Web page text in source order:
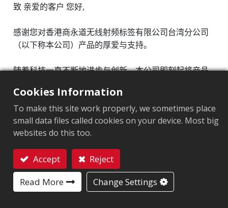
致 亲爱的客户 您好,
感谢您对香港商永道无线射频标签有限公司台湾分公司
（以下称本公司）产品的厚爱与支持。
随着科技一直不断地进步与创新，本公司即刻起将产品
停止销售 (EoS, End of Sales)。
随着 EoS 的实施，该产品随即进入产品生命周期结束
（EoL, End of Life）阶段，意味着本公司将不再提供任
何支持、设备与软件检测、安全性与非安全性的更新服
务、错误修正、免费或付费的支持选项。
本政策于 2022 年 10 月 13 日生效。
Cookies Information
To make this site work properly, we sometimes place
small data files called cookies on your device. Most big
websites do this too.
Accept
Reject
Read More
Change Settings